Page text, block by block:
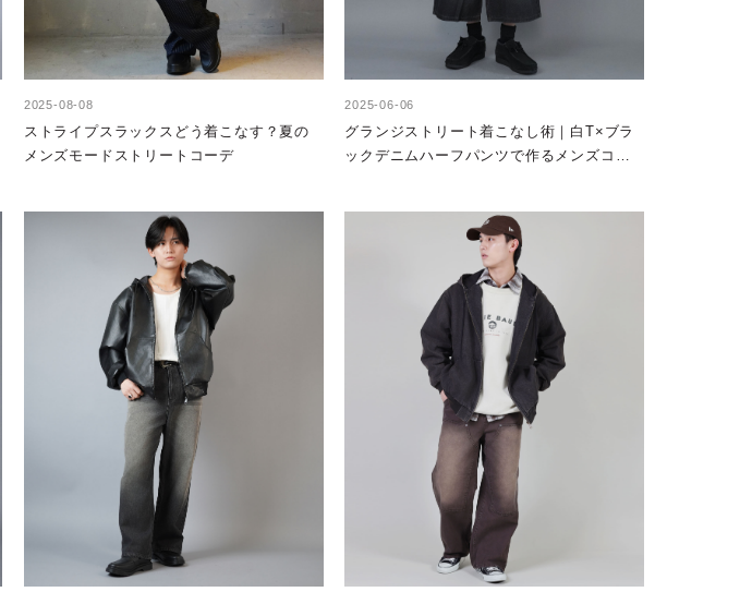
2025-08-08
ストライプスラックスどう着こなす？夏の
メンズモードストリートコーデ
2025-06-06
グランジストリート着こなし術｜白T×ブラ
ックデニムハーフパンツで作るメンズコー